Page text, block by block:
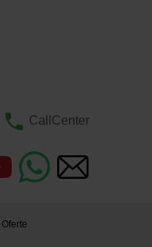
CallCenter
Oferte